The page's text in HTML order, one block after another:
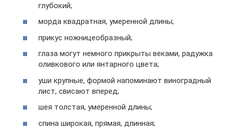
глубокий;
морда квадратная, умеренной длины;
прикус ножницеобразный;
глаза могут немного прикрыты веками, радужка
оливкового или янтарного цвета;
уши крупные, формой напоминают виноградный
лист, свисают вперед;
шея толстая, умеренной длины;
спина широкая, прямая, длинная;